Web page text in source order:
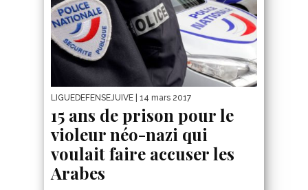
LIGUEDEFENSEJUIVE | 14 mars 2017
15 ans de prison pour le
violeur néo-nazi qui
voulait faire accuser les
Arabes